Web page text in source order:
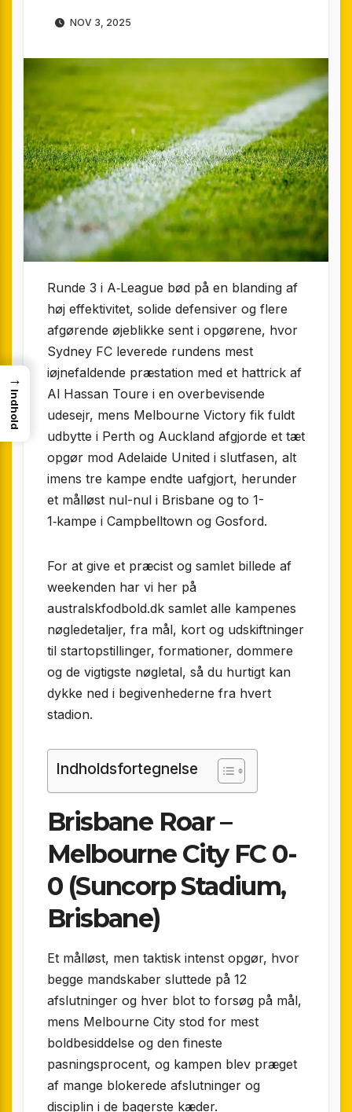
NOV 3, 2025
Runde 3 i A‑League bød på en blanding af
høj effektivitet, solide defensiver og flere
afgørende øjeblikke sent i opgørene, hvor
Sydney FC leverede rundens mest
iøjnefaldende præstation med et hattrick af
Al Hassan Toure i en overbevisende
udesejr, mens Melbourne Victory fik fuldt
udbytte i Perth og Auckland afgjorde et tæt
opgør mod Adelaide United i slutfasen, alt
imens tre kampe endte uafgjort, herunder
et målløst nul-nul i Brisbane og to 1-
1‑kampe i Campbelltown og Gosford.
For at give et præcist og samlet billede af
weekenden har vi her på
australskfodbold.dk samlet alle kampenes
nøgledetaljer, fra mål, kort og udskiftninger
til startopstillinger, formationer, dommere
og de vigtigste nøgletal, så du hurtigt kan
dykke ned i begivenhederne fra hvert
stadion.
Indholdsfortegnelse
Brisbane Roar –
Melbourne City FC 0-
0 (Suncorp Stadium,
Brisbane)
Et målløst, men taktisk intenst opgør, hvor
begge mandskaber sluttede på 12
afslutninger og hver blot to forsøg på mål,
mens Melbourne City stod for mest
boldbesiddelse og den fineste
pasningsprocent, og kampen blev præget
af mange blokerede afslutninger og
disciplin i de bagerste kæder.
→
Indhold